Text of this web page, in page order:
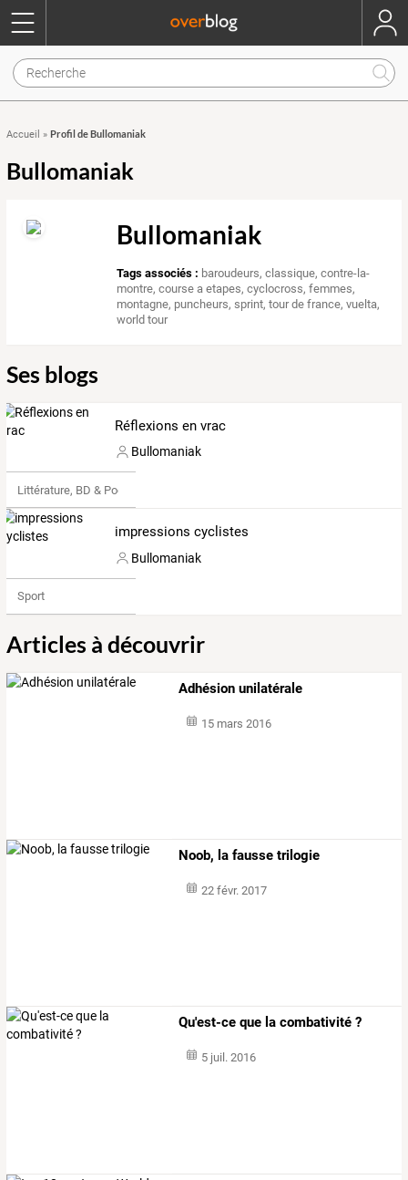
Accueil » Profil de Bullomaniak
Bullomaniak
Bullomaniak
Tags associés : baroudeurs,classique,contre-la-
montre,course a etapes,cyclocross,femmes,
montagne, puncheurs,sprint,tour de france,vuelta,
world tour
Ses blogs
Réflexions en vrac
Bullomaniak
Littérature, BD & Poésie
impressions cyclistes
Bullomaniak
Sport
Articles à découvrir
Adhésion unilatérale
15 mars 2016
Noob, la fausse trilogie
22 févr. 2017
Qu'est-ce que la combativité ?
5 juil. 2016